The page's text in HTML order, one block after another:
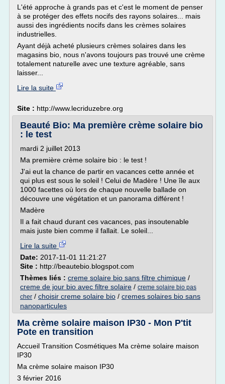
L'été approche à grands pas et c'est le moment de penser
à se protéger des effets nocifs des rayons solaires... mais
aussi des ingrédients nocifs dans les crèmes solaires
industrielles.
Ayant déjà acheté plusieurs crèmes solaires dans les
magasins bio, nous n'avons toujours pas trouvé une crème
totalement naturelle avec une texture agréable, sans
laisser...
Lire la suite
Site : http://www.lecriduzebre.org
Beauté Bio: Ma première crème solaire bio
: le test
mardi 2 juillet 2013
Ma première crème solaire bio : le test !
J'ai eut la chance de partir en vacances cette année et
qui plus est sous le soleil ! Celui de Madère ! Une île aux
1000 facettes où lors de chaque nouvelle ballade on
découvre une végétation et un panorama différent !
Madère
Il a fait chaud durant ces vacances, pas insoutenable
mais juste bien comme il fallait. Le soleil...
Lire la suite
Date: 2017-11-01 11:21:27
Site : http://beautebio.blogspot.com
Thèmes liés : creme solaire bio sans filtre chimique /
creme de jour bio avec filtre solaire / creme solaire bio pas
cher / choisir creme solaire bio / cremes solaires bio sans
nanoparticules
Ma crème solaire maison IP30 - Mon P'tit
Pote en transition
Accueil Transition Cosmétiques Ma crème solaire maison
IP30
Ma crème solaire maison IP30
3 février 2016